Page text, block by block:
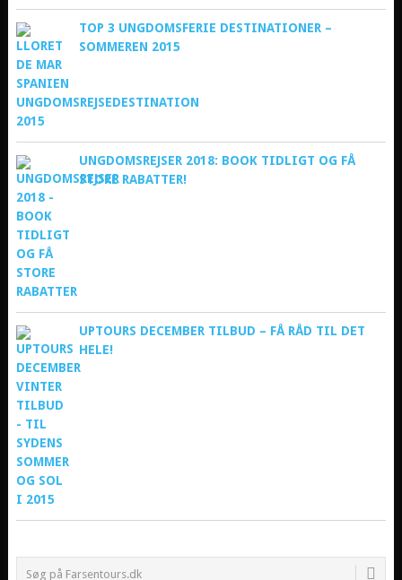
TOP 3 UNGDOMSFERIE DESTINATIONER –
SOMMEREN 2015
UNGDOMSREJSER 2018: BOOK TIDLIGT OG FÅ
STORE RABATTER!
UPTOURS DECEMBER TILBUD – FÅ RÅD TIL DET
HELE!